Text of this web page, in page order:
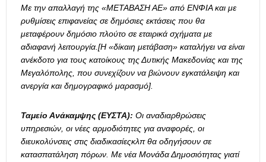
Με την απαλλαγή της «ΜΕΤΑΒΑΣΗ ΑΕ» από ΕΝΦΙΑ και με
ρυθμίσεις επιφανείας σε δημόσιες εκτάσεις που θα
μεταφέρουν δημόσιο πλούτο σε εταιρικά σχήματα με
αδιαφανή λειτουργία.[Η «δίκαιη μετάβαση» καταλήγει να είναι
ανέκδοτο για τους κατοίκους της Δυτικής Μακεδονίας και της
Μεγαλόπολης, που συνεχίζουν να βιώνουν εγκατάλειψη και
ανεργία και δημογραφικό μαρασμό].
Ταμείο Ανάκαμψης (ΕΥΣΤΑ): Οι αναδιαρθρώσεις
υπηρεσιών, οι νέες αρμοδιότητες για αναφορές, οι
διευκολύνσεις στις διαδικασίεςκλπ θα οδηγήσουν σε
κατασπατάληση πόρων. Με νέα Μονάδα Δημοσιότητας γιατί